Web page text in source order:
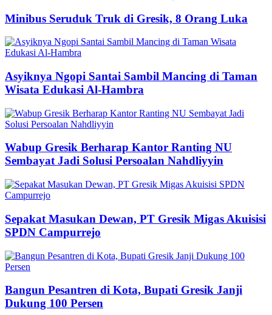
Minibus Seruduk Truk di Gresik, 8 Orang Luka
Asyiknya Ngopi Santai Sambil Mancing di Taman
Wisata Edukasi Al-Hambra
Wabup Gresik Berharap Kantor Ranting NU
Sembayat Jadi Solusi Persoalan Nahdliyyin
Sepakat Masukan Dewan, PT Gresik Migas Akuisisi
SPDN Campurrejo
Bangun Pesantren di Kota, Bupati Gresik Janji
Dukung 100 Persen